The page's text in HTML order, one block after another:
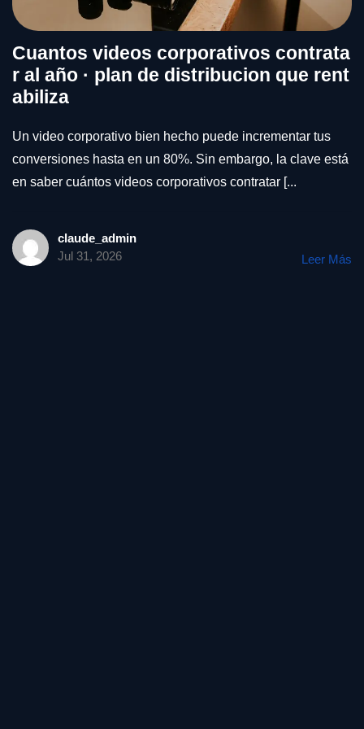
Cuantos videos corporativos contrata
r al año · plan de distribucion que rent
abiliza
Un video corporativo bien hecho puede incrementar tus
conversiones hasta en un 80%. Sin embargo, la clave está
en saber cuántos videos corporativos contratar [...
claude_admin
Jul 31, 2026
Leer Más